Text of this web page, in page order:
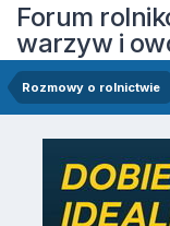
Forum
warzyw i
Rozmowy o rolnictwie